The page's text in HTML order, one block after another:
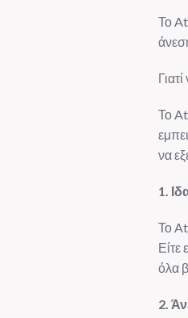
Το
Το
να
1.
Το
Είτε
όλα
2.